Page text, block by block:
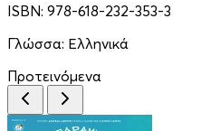
ISBN: 978-618-232-353-3
Γλώσσα: Ελληνικά
Προτεινόμενα